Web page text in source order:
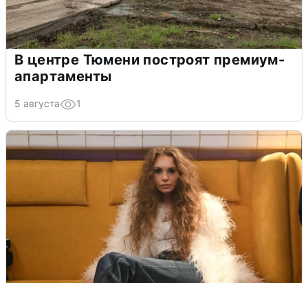
В центре Тюмени построят премиум-
апартаменты
5 августа 1